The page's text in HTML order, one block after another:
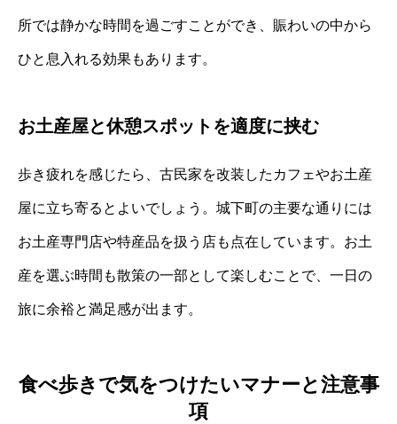
所では静かな時間を過ごすことができ、賑わいの中から
ひと息入れる効果もあります。
お土産屋と休憩スポットを適度に挟む
歩き疲れを感じたら、古民家を改装したカフェやお土産
屋に立ち寄るとよいでしょう。城下町の主要な通りには
お土産専門店や特産品を扱う店も点在しています。お土
産を選ぶ時間も散策の一部として楽しむことで、一日の
旅に余裕と満足感が出ます。
食べ歩きで気をつけたいマナーと注意事
項